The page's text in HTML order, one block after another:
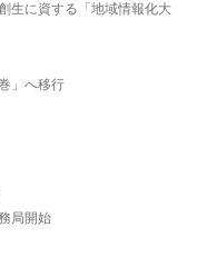
生に資する「地域情報化大
」へ移行
局開始